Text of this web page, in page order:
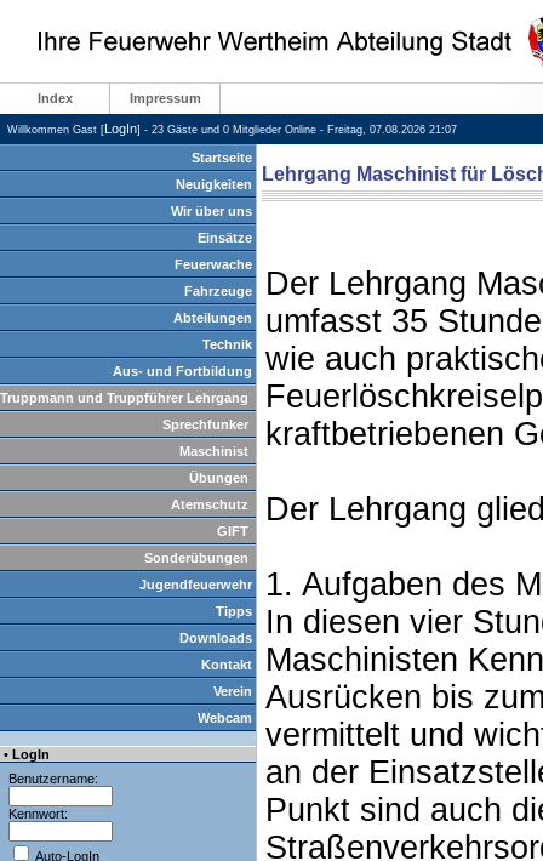
Index Impressum
Willkommen Gast [LogIn] - 23 Gäste und 0 Mitglieder Online - Freitag, 07.08.2026 21:07
Startseite
Neuigkeiten
Wir über uns
Einsätze
Feuerwache
Fahrzeuge
Abteilungen
Technik
Aus- und Fortbildung
Truppmann und Truppführer Lehrgang
Sprechfunker
Maschinist
Übungen
Atemschutz
GIFT
Sonderübungen
Jugendfeuerwehr
Tipps
Downloads
Kontakt
Verein
Webcam
• LogIn
Benutzername:
Kennwort:
Auto-LogIn
Lehrgang Maschinist für
Der Lehrgang
umfasst 35
wie auch
kraftbetriebenen
Der Lehrgang
1. Aufgaben des
In diesen vier
Maschinisten
Ausrücken bis
vermittelt und
an der
Punkt sind auch